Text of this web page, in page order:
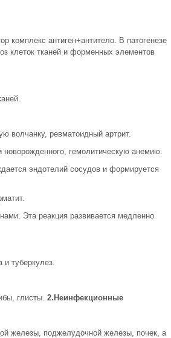
комплекс антиген+антитело. В патогенезе
клеток тканей и форменных элементов
волчанку, ревматоидный артрит.
гемолитическую анемию.
эндотелий сосудов и формируется
Эта реакция развивается медленно
и туберкулез.
глисты. 2.Неинфекционные
железы, поджелудочной железы, почек, а